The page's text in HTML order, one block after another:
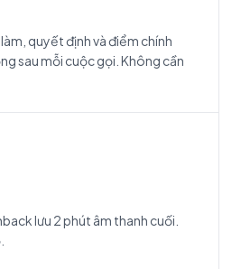
quyết định và điểm chính
sau mỗi cuộc gọi. Không cần
lưu 2 phút âm thanh cuối.